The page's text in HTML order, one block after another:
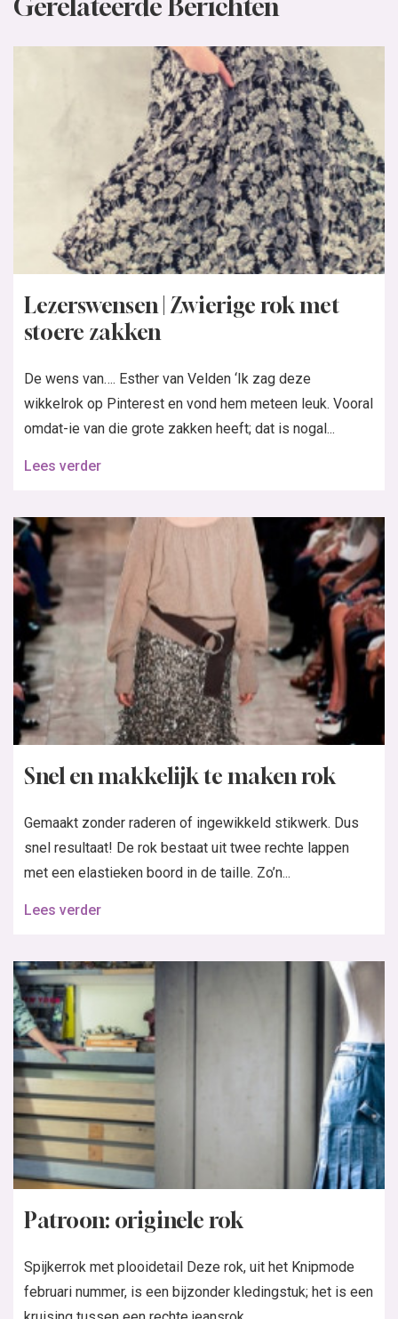
Gerelateerde Berichten
Lezerswensen | Zwierige rok met
stoere zakken
De wens van…. Esther van Velden ‘Ik zag deze
wikkelrok op Pinterest en vond hem meteen leuk. Vooral
omdat-ie van die grote zakken heeft; dat is nogal...
Lees verder
Snel en makkelijk te maken rok
Gemaakt zonder raderen of ingewikkeld stikwerk. Dus
snel resultaat! De rok bestaat uit twee rechte lappen
met een elastieken boord in de taille. Zo’n...
Lees verder
Patroon: originele rok
Spijkerrok met plooidetail Deze rok, uit het Knipmode
februari nummer, is een bijzonder kledingstuk; het is een